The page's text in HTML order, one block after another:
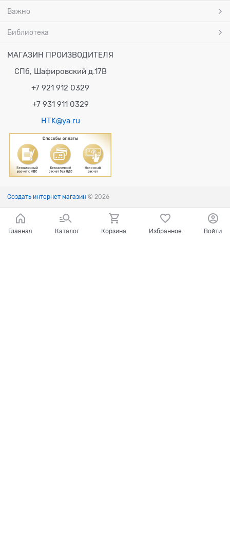
Важно
Библиотека
МАГАЗИН ПРОИЗВОДИТЕЛЯ
СПб, Шафировский д.17В
+7 921 912 0329
+7 931 911 0329
HTK@ya.ru
Создать интернет магазин © 2026
Главная Каталог Корзина Избранное Войти